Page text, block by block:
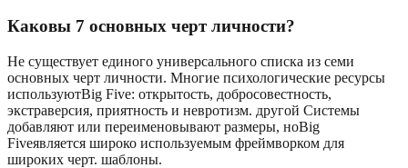
Каковы 7 основных черт личности?
Не существует единого универсального списка из семи
основных черт личности. Многие психологические ресурсы
используютBig Five: открытость, добросовестность,
экстраверсия, приятность и невротизм. другой Системы
добавляют или переименовывают размеры, ноBig
Fiveявляется широко используемым фреймворком для
широких черт. шаблоны.